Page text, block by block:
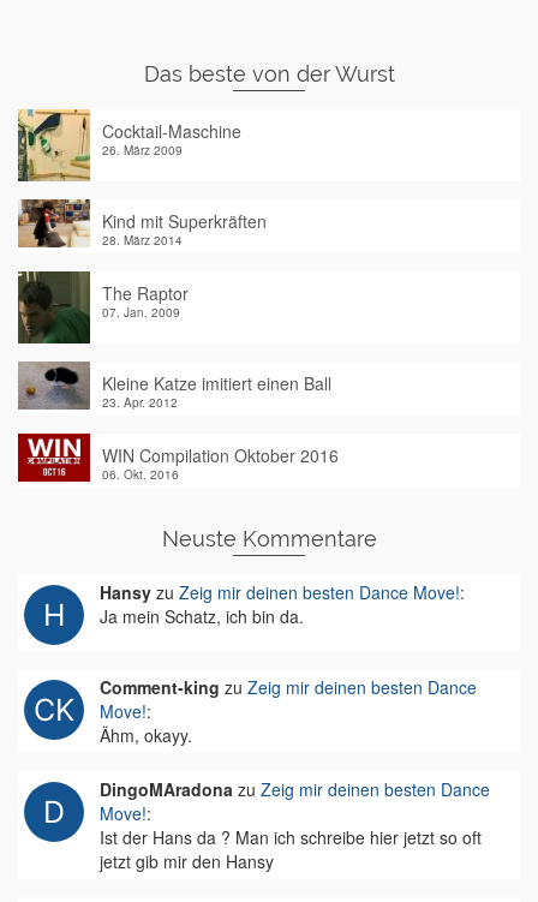
Das beste von der Wurst
Cocktail-Maschine
26. März 2009
Kind mit Superkräften
28. März 2014
The Raptor
07. Jan. 2009
Kleine Katze imitiert einen Ball
23. Apr. 2012
WIN Compilation Oktober 2016
06. Okt. 2016
Neuste Kommentare
Hansy zu Zeig mir deinen besten Dance Move!:
Ja mein Schatz, ich bin da.
Comment-king zu Zeig mir deinen besten Dance
Move!:
Ähm, okayy.
DingoMAradona zu Zeig mir deinen besten Dance
Move!:
Ist der Hans da ? Man ich schreibe hier jetzt so oft
jetzt gib mir den Hansy